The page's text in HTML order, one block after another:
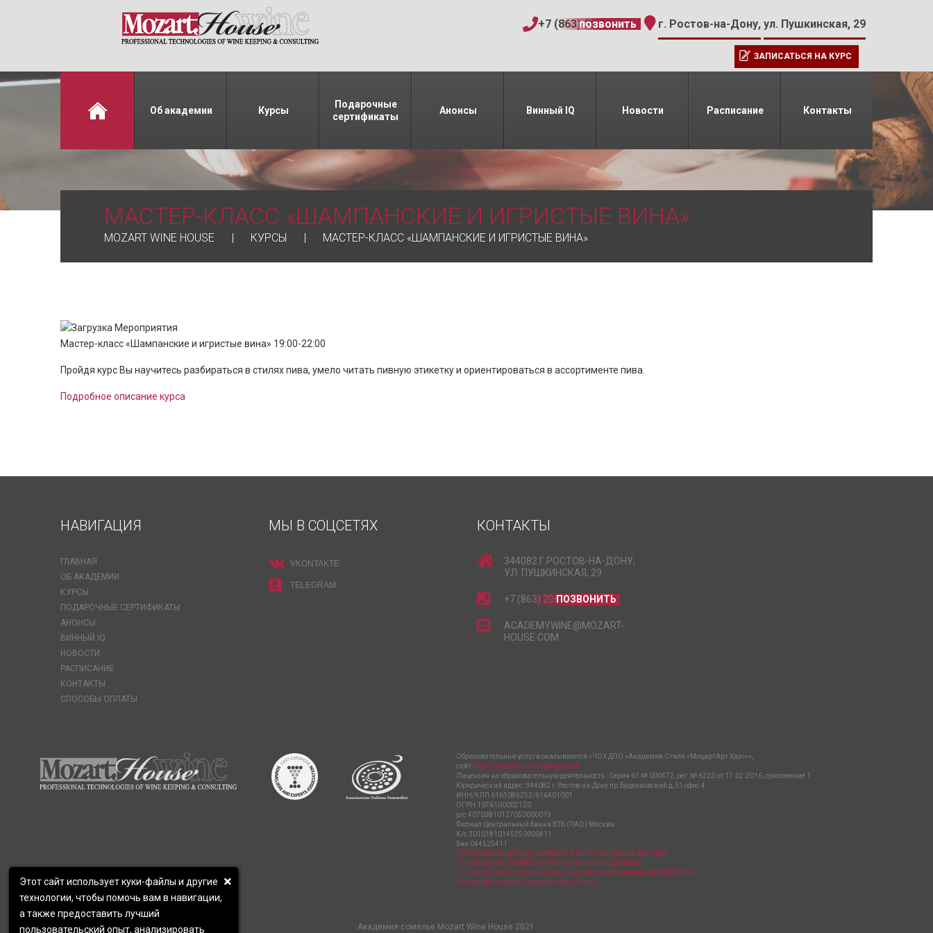
+7 (863) 206-15-15
позвонить г. Ростов-на-Дону, ул. Пушкинская, 29
ЗАПИСАТЬСЯ НА КУРС
Об академии Курсы
Подарочные
сертификаты
Анонсы Винный IQ Новости Расписание Контакты
МАСТЕР-КЛАСС «ШАМПАНСКИЕ И ИГРИСТЫЕ ВИНА»
MOZART WINE HOUSE КУРСЫ МАСТЕР-КЛАСС «ШАМПАНСКИЕ И ИГРИСТЫЕ ВИНА»
Мастер-класс «Шампанские и игристые вина» 19:00-22:00
Пройдя курс Вы научитесь разбираться в стилях пива, умело читать пивную этикетку и ориентироваться в ассортименте пива.
Подробное описание курса
НАВИГАЦИЯ
ГЛАВНАЯ
ОБ АКАДЕМИИ
КУРСЫ
ПОДАРОЧНЫЕ СЕРТИФИКАТЫ
АНОНСЫ
ВИННЫЙ IQ
НОВОСТИ
РАСПИСАНИЕ
КОНТАКТЫ
СПОСОБЫ ОПЛАТЫ
МЫ В СОЦСЕТЯХ
VKONTAKTE
TELEGRAM
КОНТАКТЫ
344082 Г.РОСТОВ-НА-ДОНУ,
УЛ. ПУШКИНСКАЯ, 29
+7 (863) 206-15-15
ПОЗВОНИТЬ
ACADEMYWINE@MOZART-
HOUSE.COM
Образовательные услуги оказываются «ЧОУ ДПО «Академия Стиля «МоцартАрт Хаус»»,
сайт https://mozart-wineacademy.com
Лицензия на образовательную деятельность : Серия 61 № 000472, рег.№ 6223 от 17.02.2016, приложение 1
Юридический адрес: 344082 г.Ростов-на-Дону пр.Буденновский д.51 офис 4
ИНН/КПП 6163086252/616401001
ОГРН 1076100002120
р/с 40703810127050000019
Филиал Центральный Банка ВТБ (ПАО) Москва
К/с 30101810145250000411
Бик 044525411
ПОЛИТИКА ЗАЩИТЫ И ОБРАБОТКИ ПЕРСОНАЛЬНЫХ ДАННЫХ
СОГЛАСИЕ НА ОБРАБОТКУ ПЕРСОНАЛЬНЫХ ДАННЫХ
СОГЛАСИЕ НА ПОЛУЧЕНИЕ РАССЫЛКИ И РЕКЛАМНЫХ МАТЕРИАЛОВ
ПОЛИТИКА ОБРАБОТКИ ФАЙЛОВ COOKIE
Академия сомелье Mozart Wine House 2021
Этот сайт использует куки-файлы и другие
технологии, чтобы помочь вам в навигации,
а также предоставить лучший
пользовательский опыт, анализировать